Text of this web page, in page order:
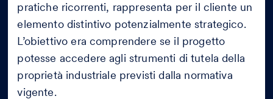
pratiche ricorrenti, rappresenta per il cliente un
elemento distintivo potenzialmente strategico.
L’obiettivo era comprendere se il progetto
potesse accedere agli strumenti di tutela della
proprietà industriale previsti dalla normativa
vigente.